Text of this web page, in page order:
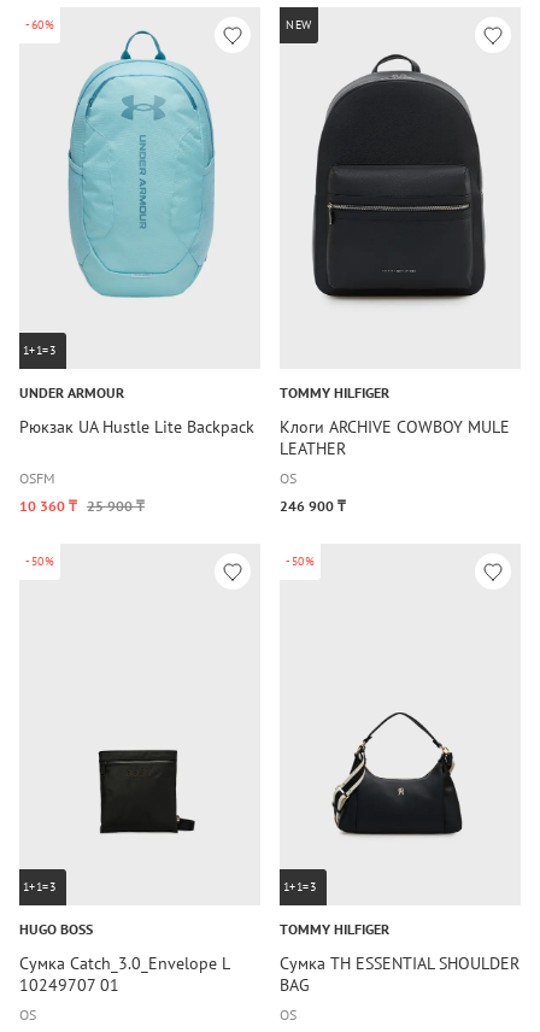
-60%
1+1=3
UNDER ARMOUR
Рюкзак UA Hustle Lite Backpack
OSFM
10 360 ₸ 25 900 ₸
NEW
TOMMY HILFIGER
Клоги ARCHIVE COWBOY MULE
LEATHER
OS
246 900 ₸
-50%
1+1=3
HUGO BOSS
Сумка Catch_3.0_Envelope L
10249707 01
OS
-50%
1+1=3
TOMMY HILFIGER
Сумка TH ESSENTIAL SHOULDER
BAG
OS